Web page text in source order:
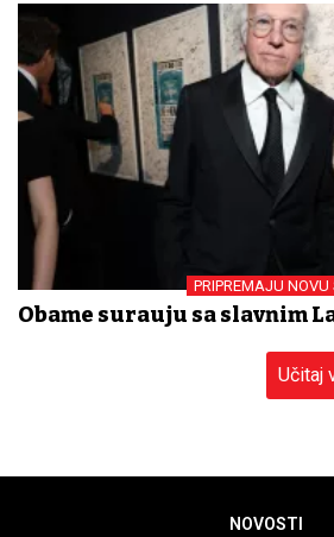
PRIPREMAJU
Obame surađuju sa slavnim
Učitaj
NOVOSTI